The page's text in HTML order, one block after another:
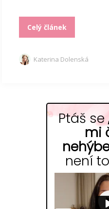
Celý článek
Katerina Dolenská
Ptáš se
mi
není